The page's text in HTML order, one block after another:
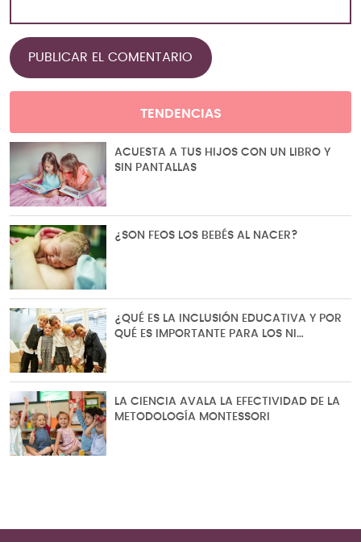
TENDENCIAS
ACUESTA A TUS HIJOS CON UN LIBRO Y
SIN PANTALLAS
¿SON FEOS LOS BEBÉS AL NACER?
¿QUÉ ES LA INCLUSIÓN EDUCATIVA Y POR
QUÉ ES IMPORTANTE PARA LOS NI…
LA CIENCIA AVALA LA EFECTIVIDAD DE LA
METODOLOGÍA MONTESSORI